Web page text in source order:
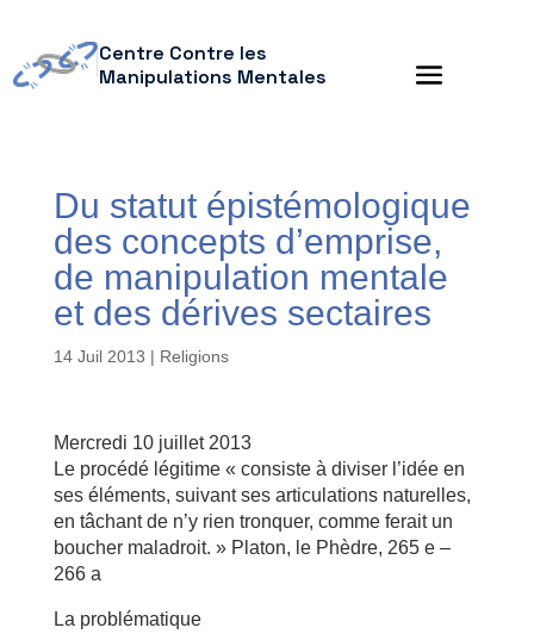
Centre Contre les
Manipulations Mentales
Du statut épistémologique
des concepts d’emprise,
de manipulation mentale
et des dérives sectaires
14 Juil 2013 | Religions
Mercredi 10 juillet 2013
Le procédé légitime « consiste à diviser l’idée en
ses éléments, suivant ses articulations naturelles,
en tâchant de n’y rien tronquer, comme ferait un
boucher maladroit. » Platon, le Phèdre, 265 e –
266 a
La problématique